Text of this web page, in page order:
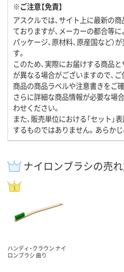
※ご注意【免責】
アスクルでは、サイト上に最新の
ておりますが、メーカーの都合等に
パッケージ、原材料、原産国など）
す。
このため、実際にお届けする商品
が異なる場合がございますので、
商品の商品ラベルや注意書きをご確
さらに詳細な商品情報が必要な場
わせください。
また、販売単位における「セット」
するものではありません。あらかじ
ナイロンブラシの売
ハンディ・クラウン ナイ
ロンブラシ 曲り